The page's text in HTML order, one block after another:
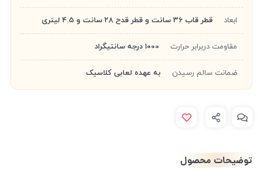
ابعاد قطر قاب 36 سانت و قطر قدح 28 سانت و 4.5 لیتری
مقاومت دربرابر حرارت 1000 درجه سانتیگراد
ضمانت سالم رسیدن به عهده لعابی کلاسیک
توضیحات محصول